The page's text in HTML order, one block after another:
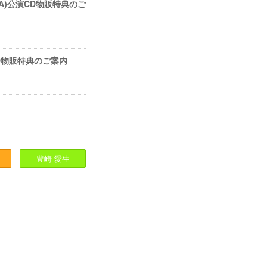
公演CD物販特典のご
販特典のご案内
豊崎愛生